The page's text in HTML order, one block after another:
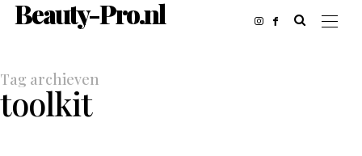
Beauty-Pro.nl
Tag archieven
toolkit